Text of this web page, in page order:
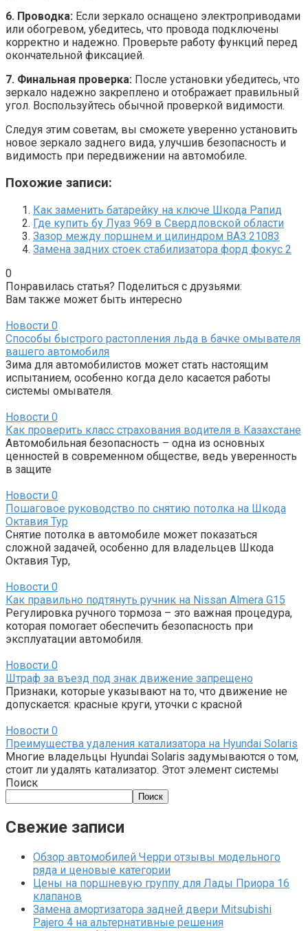
6. Проводка: Если зеркало оснащено электроприводами
или обогревом, убедитесь, что провода подключены
корректно и надежно. Проверьте работу функций перед
окончательной фиксацией.
7. Финальная проверка: После установки убедитесь, что
зеркало надежно закреплено и отображает правильный
угол. Воспользуйтесь обычной проверкой видимости.
Следуя этим советам, вы сможете уверенно установить
новое зеркало заднего вида, улучшив безопасность и
видимость при передвижении на автомобиле.
Похожие записи:
Как заменить батарейку на ключе Шкода Рапид
Где купить бу Луаз 969 в Свердловской области
Зазор между поршнем и цилиндром ВАЗ 21083
Замена задних стоек стабилизатора форд фокус 2
0
Понравилась статья? Поделиться с друзьями:
Вам также может быть интересно
Новости 0
Способы быстрого растопления льда в бачке омывателя
вашего автомобиля
Зима для автомобилистов может стать настоящим
испытанием, особенно когда дело касается работы
системы омывателя.
Новости 0
Как проверить класс страхования водителя в Казахстане
Автомобильная безопасность – одна из основных
ценностей в современном обществе, ведь уверенность
в защите
Новости 0
Пошаговое руководство по снятию потолка на Шкода
Октавия Тур
Снятие потолка в автомобиле может показаться
сложной задачей, особенно для владельцев Шкода
Октавия Тур,
Новости 0
Как правильно подтянуть ручник на Nissan Almera G15
Регулировка ручного тормоза – это важная процедура,
которая помогает обеспечить безопасность при
эксплуатации автомобиля.
Новости 0
Штраф за въезд под знак движение запрещено
Признаки, которые указывают на то, что движение не
допускается: красные круги, уточки с красной
Новости 0
Преимущества удаления катализатора на Hyundai Solaris
Многие владельцы Hyundai Solaris задумываются о том,
стоит ли удалять катализатор. Этот элемент системы
Поиск
Поиск
Свежие записи
Обзор автомобилей Черри отзывы модельного
ряда и ценовые категории
Цены на поршневую группу для Лады Приора 16
клапанов
Замена амортизатора задней двери Mitsubishi
Pajero 4 на альтернативные решения